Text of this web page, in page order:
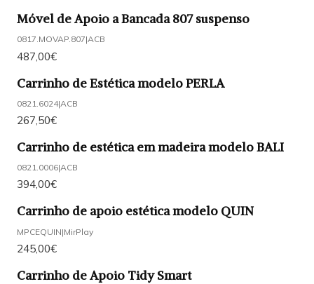
Móvel de Apoio a Bancada 807 suspenso
0817.MOVAP.807|ACB
487,00€
Carrinho de Estética modelo PERLA
0821.6024|ACB
267,50€
Carrinho de estética em madeira modelo BALI
0821.0006|ACB
394,00€
Carrinho de apoio estética modelo QUIN
MPCEQUIN|MirPlay
245,00€
Carrinho de Apoio Tidy Smart